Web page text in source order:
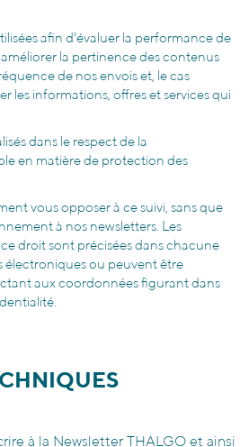
afin d'évaluer la performance de
la pertinence des contenus
de nos envois et, le cas
les informations, offres et services qui
dans le respect de la
en matière de protection des
vous opposer à ce suivi, sans que
à nos newsletters. Les
droit sont précisées dans chacune
ou peuvent être
aux coordonnées figurant dans
à la Newsletter THALGO et ainsi